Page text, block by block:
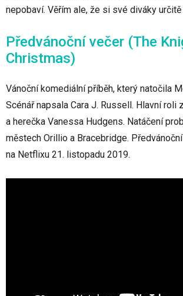
nepobaví. Věřím ale, že si své diváky určitě
Předvánoční večer (The
Christmas)
Vánoční komediální příběh, který natočila
Scénář napsala Cara J. Russell. Hlavní roli
a herečka Vanessa Hudgens. Natáčení
městech Orillio a Bracebridge.
na Netflixu 21. listopadu 2019.